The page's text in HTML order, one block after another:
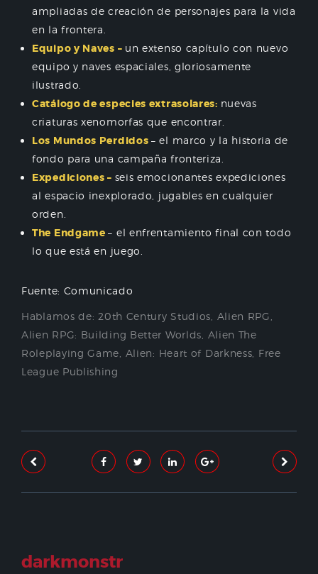
ampliadas de creación de personajes para la vida
en la frontera
Equipo y Naves – un extenso capítulo con nuevo
equipo y naves espaciales gloriosamente
ilustrado
Catálogo de especies extrasolares: nuevas
criaturas xenomorfas que encontrar
Los Mundos Perdidos – el marco y la historia de
fondo para una campaña fronteriza
Expediciones – seis emocionantes expediciones
al espacio inexplorado jugables en cualquier
orden
The Endgame – el enfrentamiento final con todo
lo que está en juego
Fuente: Comunicado
Hablamos de:20th Century Studios Alien RPG
Alien RPG: Building Better Worlds Alien The
Roleplaying Game Alien: Heart of Darkness Free
League Publishing
darkmonstr